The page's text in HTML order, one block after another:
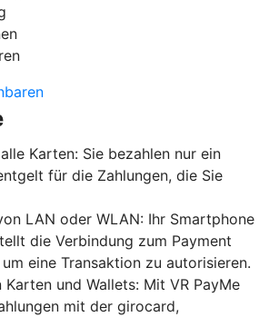
Karten: Sie bezahlen nur ein
für die Zahlungen, die Sie
LAN oder WLAN: Ihr Smartphone
die Verbindung zum Payment
eine Transaktion zu autorisieren.
Karten und Wallets: Mit VR PayMe
mit der girocard,